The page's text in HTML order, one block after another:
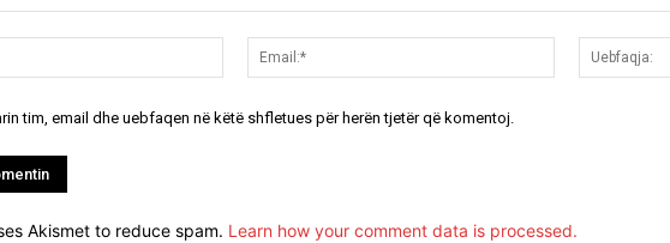
Emri:*
Email:*
tim, email dhe uebfaqen në këtë shfletues për herën tjetër që komentoj.
Akismet to reduce spam. Learn how your comment data is processed.